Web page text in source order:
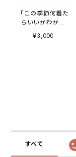
「この季節何着た
らいいかわから
ん」人の為のTシ
ャツ【前面プリン
¥3,000
すべて